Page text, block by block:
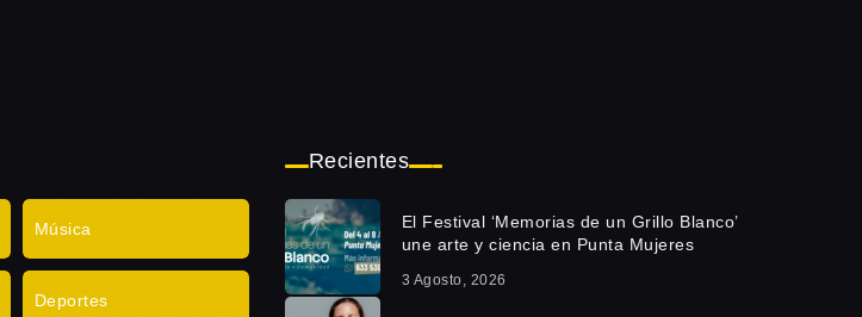
Música
Deportes
Recientes
El Festival ‘Memorias de un Grillo Blanco’
une arte y ciencia en Punta Mujeres
3 Agosto, 2026